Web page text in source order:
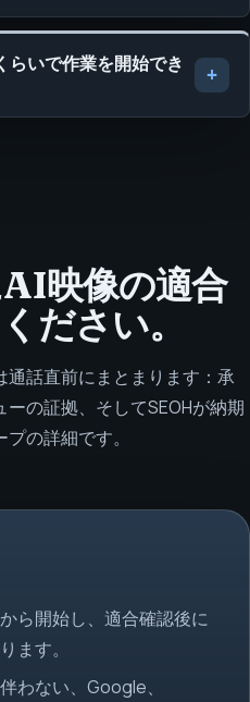
らいで作業を開始でき
映像の適合
ださい。
話直前にまとまります：承
の証拠、そしてSEOHが納期
の詳細です。
ら開始し、適合確認後に
ます。
わない、Google、